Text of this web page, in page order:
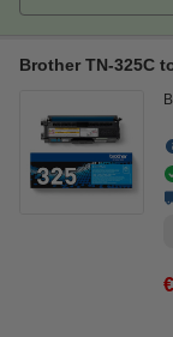
Brother TN-325C